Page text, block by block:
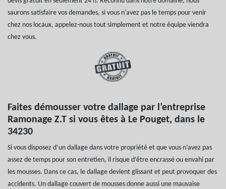
saurons satisfaire vos demandes, si vous n'avez pas le temps pour venir
chez nos locaux, appelez-nous tout simplement et notre équipe viendra
chez vous.
Faites démousser votre dallage par l’entreprise
Ramonage Z.T si vous êtes à Le Pouget, dans le
34230
Si vous disposez d’un dallage dans votre propriété et que vous n’avez pas
assez de temps pour son entretien, il risque d’être encrassé ou envahi par
les mousses. Dans ce cas, le dallage devient glissant et peut provoquer des
accidents. Un dallage couvert de mousses donne aussi une mauvaise